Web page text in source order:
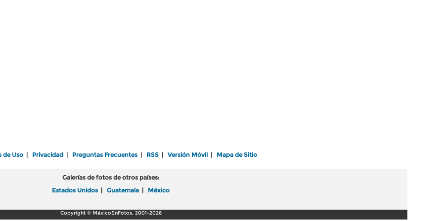
de Uso Privacidad Preguntas Frecuentes RSS Versión Móvil Mapa de Sitio
Galerías de fotos de otros países:
Estados Unidos
Guatemala México
Copyright © MéxicoEnFotos, 2001-2026